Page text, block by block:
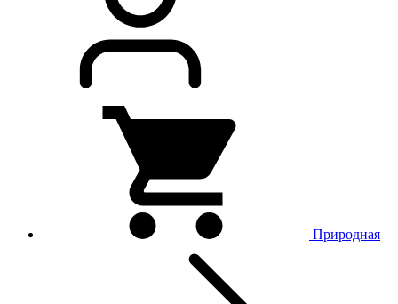
Природная